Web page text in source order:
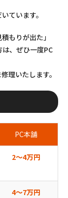
ています。
もりが出た」
は、ぜひ一度PC
理いたします。
PC本舗
2〜4万円
4〜7万円